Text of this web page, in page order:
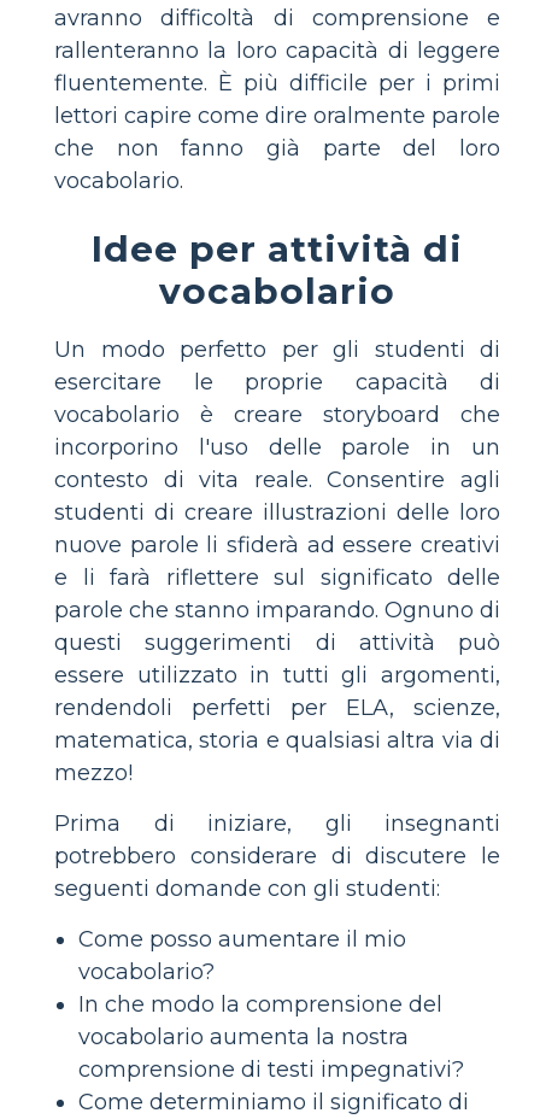
avranno difficoltà di comprensione e
rallenteranno la loro capacità di leggere
fluentemente. È più difficile per i primi
lettori capire come dire oralmente parole
che non fanno già parte del loro
vocabolario.
Idee per attività di
vocabolario
Un modo perfetto per gli studenti di
esercitare le proprie capacità di
vocabolario è creare storyboard che
incorporino l'uso delle parole in un
contesto di vita reale. Consentire agli
studenti di creare illustrazioni delle loro
nuove parole li sfiderà ad essere creativi
e li farà riflettere sul significato delle
parole che stanno imparando. Ognuno di
questi suggerimenti di attività può
essere utilizzato in tutti gli argomenti,
rendendoli perfetti per ELA, scienze,
matematica, storia e qualsiasi altra via di
mezzo!
Prima di iniziare, gli insegnanti
potrebbero considerare di discutere le
seguenti domande con gli studenti:
Come posso aumentare il mio
vocabolario?
In che modo la comprensione del
vocabolario aumenta la nostra
comprensione di testi impegnativi?
Come determiniamo il significato di